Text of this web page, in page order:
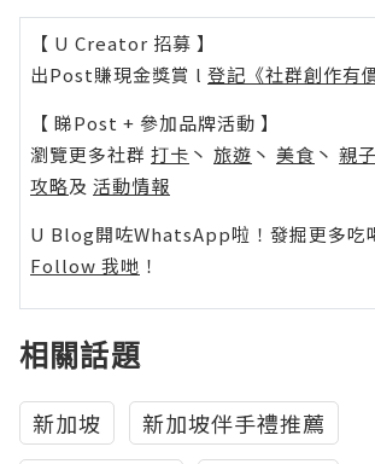
【 U Creator 招募 】
出Post賺現金獎賞 l 登記《社群創作有
【 睇Post + 參加品牌活動 】
瀏覽更多社群 打卡 丶 旅遊 丶 美食 丶 親子
攻略及 活動情報
U Blog開咗WhatsApp啦！發掘更多吃
Follow 我哋 ！
相關話題
新加坡
新加坡伴手禮推薦